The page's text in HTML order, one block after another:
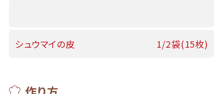
シュウマイの皮 1/2袋(15枚)